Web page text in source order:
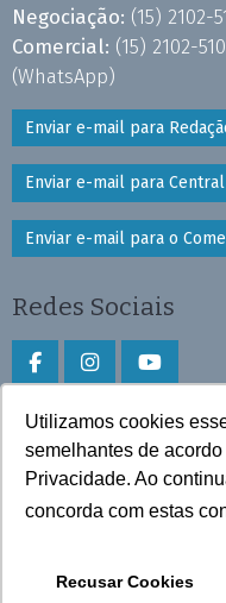
Utilizamos cookies
semelhantes de
Privacidade. Ao
concorda com estas
Recusar Cookies
Negociação: (15) 2102-
Comercial: (15) 2102-
(WhatsApp)
Enviar e-mail para
Enviar e-mail para
Enviar e-mail para o
Redes Sociais
Faça download do
Play Store e App Store
Todos os direitos